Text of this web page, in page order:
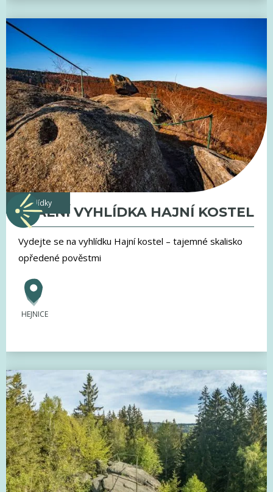
vyhlídky
SKALNÍ VYHLÍDKA HAJNÍ KOSTEL
Vydejte se na vyhlídku Hajní kostel – tajemné skalisko
opředené pověstmi
HEJNICE